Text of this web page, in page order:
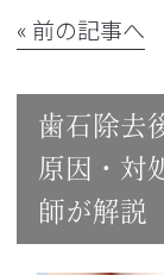
« 前の記事へ
歯石除去
原因・対
師が解説